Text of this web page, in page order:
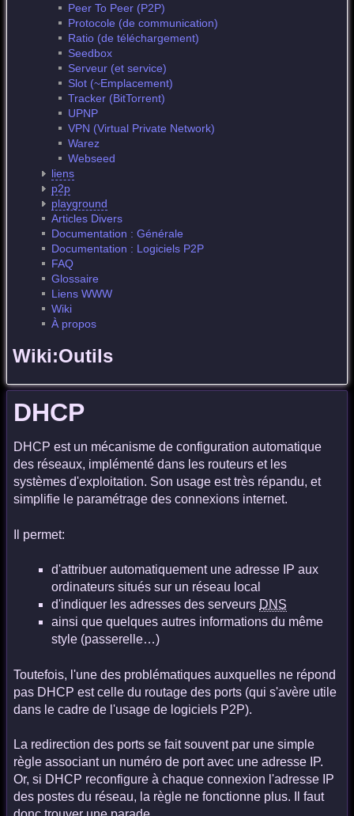
Peer To Peer (P2P)
Protocole (de communication)
Ratio (de téléchargement)
Seedbox
Serveur (et service)
Slot (~Emplacement)
Tracker (BitTorrent)
UPNP
VPN (Virtual Private Network)
Warez
Webseed
liens
p2p
playground
Articles Divers
Documentation : Générale
Documentation : Logiciels P2P
FAQ
Glossaire
Liens WWW
Wiki
À propos
Wiki:Outils
DHCP
DHCP est un mécanisme de configuration automatique
des réseaux, implémenté dans les routeurs et les
systèmes d'exploitation. Son usage est très répandu, et
simplifie le paramétrage des connexions internet.
Il permet:
d'attribuer automatiquement une adresse IP aux
ordinateurs situés sur un réseau local
d'indiquer les adresses des serveurs DNS
ainsi que quelques autres informations du même
style (passerelle…)
Toutefois, l'une des problématiques auxquelles ne répond
pas DHCP est celle du routage des ports (qui s'avère utile
dans le cadre de l'usage de logiciels P2P).
La redirection des ports se fait souvent par une simple
règle associant un numéro de port avec une adresse IP.
Or, si DHCP reconfigure à chaque connexion l'adresse IP
des postes du réseau, la règle ne fonctionne plus. Il faut